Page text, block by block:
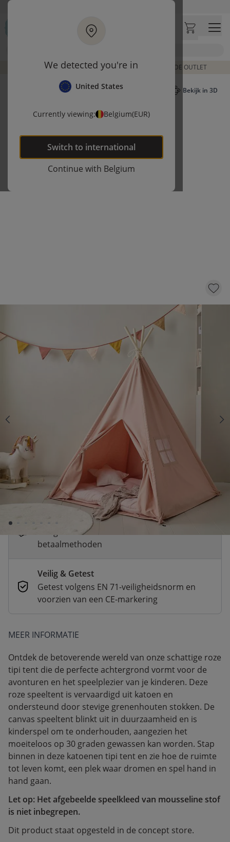
We detected you're in
United States
Currently viewing: Belgium(EUR)
Switch to international
Continue with Belgium
Ga naar hoofdinhoud
Klantbeoordelingen
DE LAATSTE ITEMS UIT VORIGE COLLECTIES | SHOP DE OUTLET
Bekijk in 3D
TIPI SPEELTENT «ÉTÉ» | 158 CM HOOG |
ROZE
59,95
KLIK EN BESTEL
Snelle levering
Voor 23:00 besteld, dezelfde dag
verzonden
Betaal nu of achteraf
Veilig afrekenen met verschillende
betaalmethoden
Veilig & Getest
Getest volgens EN 71-veiligheidsnorm en
voorzien van een CE-markering
MEER INFORMATIE
Ontdek de betoverende wereld van onze schattige roze
tipi tent die de perfecte achtergrond vormt voor de
avonturen en het speelplezier van je kinderen. Deze
roze speeltent is vervaardigd uit katoen en
ondersteund door stevige grenenhouten stokken. De
canvas speeltent blinkt uit in duurzaamheid en is
kinderspel om te onderhouden, aangezien het
moeiteloos op 30 graden gewassen kan worden. Stap
binnen in deze katoenen tipi tent en zie hoe de ruimte
tot leven komt, een plek waar dromen en spel hand in
hand gaan.
Let op: Het afgebeelde speelkleed van mousseline stof
is niet inbegrepen.
Dit product staat opgesteld in de concept store.